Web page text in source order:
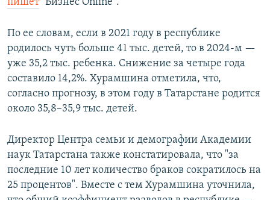
пишет"Бизнес Online".
По ее словам, если в 2021 году в республике
родилось чуть больше 41 тыс. детей, то в 2024-м —
уже 35,2 тыс. ребенка. Снижение за четыре года
составило 14,2%. Хурамшина отметила, что,
согласно прогнозу, в этом году в Татарстане родится
около 35,8–35,9 тыс. детей.
Директор Центра семьи и демографии Академии
наук Татарстана также констатировала, что "за
последние 10 лет количество браков сократилось на
25 процентов". Вместе с тем Хурамшина уточнила,